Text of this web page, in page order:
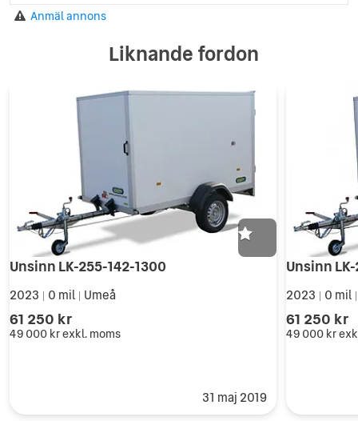
Anmäl annons
Liknande fordon
Unsinn LK-255-142-1300
2023 0 mil Umeå
61 250 kr
49 000 krexkl. moms
31 maj 2019
Unsinn
2023 0 mil
61 250 kr
49 000 kr